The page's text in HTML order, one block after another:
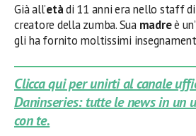
Già all’etàdi 11 anni era nello staff
creatore della zumba. Sua madreè
gli ha fornito moltissimi
Clicca qui per unirti al canale
Daninseries: tutte le news in un
con te.